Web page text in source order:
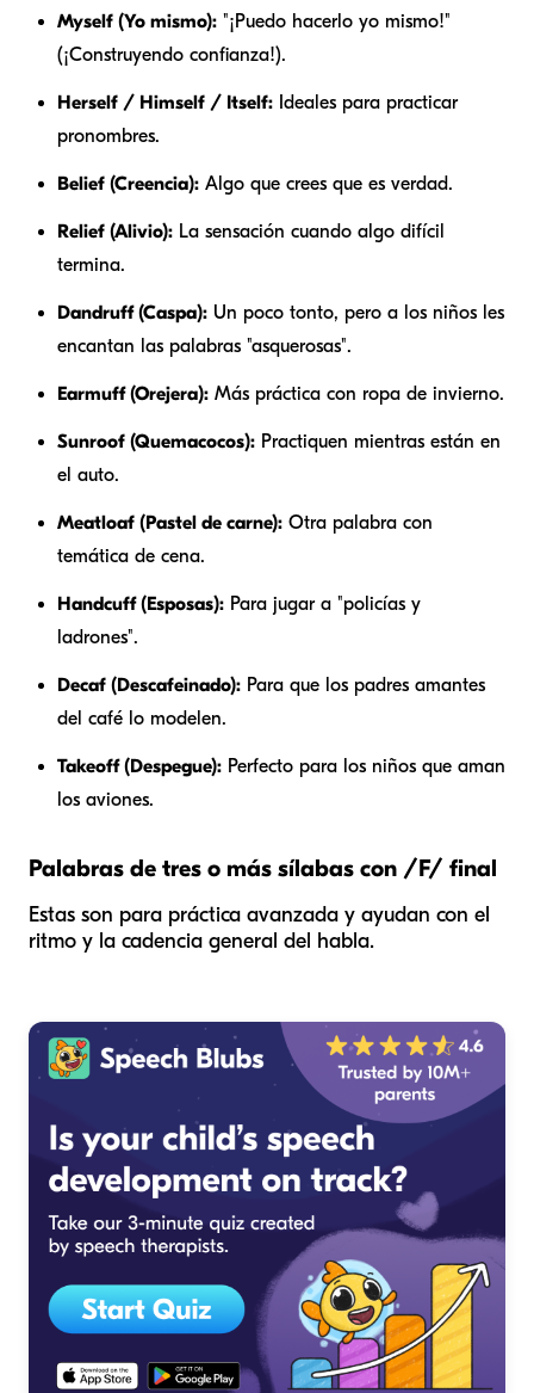
Myself (Yo mismo): "¡Puedo hacerlo yo mismo!"
(¡Construyendo confianza!).
Herself / Himself / Itself: Ideales para practicar
pronombres.
Belief (Creencia): Algo que crees que es verdad.
Relief (Alivio): La sensación cuando algo difícil
termina.
Dandruff (Caspa): Un poco tonto, pero a los niños les
encantan las palabras "asquerosas".
Earmuff (Orejera): Más práctica con ropa de invierno.
Sunroof (Quemacocos): Practiquen mientras están en
el auto.
Meatloaf (Pastel de carne): Otra palabra con
temática de cena.
Handcuff (Esposas): Para jugar a "policías y
ladrones".
Decaf (Descafeinado): Para que los padres amantes
del café lo modelen.
Takeoff (Despegue): Perfecto para los niños que aman
los aviones.
Palabras de tres o más sílabas con /F/ final
Estas son para práctica avanzada y ayudan con el
ritmo y la cadencia general del habla.